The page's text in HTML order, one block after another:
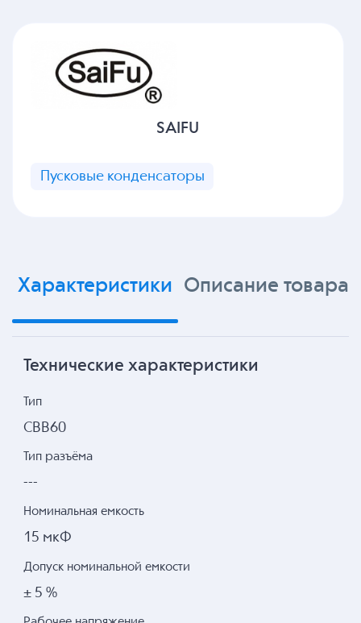
SAIFU
Пусковые конденсаторы
Характеристики Описание товара
Технические характеристики
Тип
CBB60
Тип разъёма
---
Номинальная емкость
15 мкФ
Допуск номинальной емкости
± 5 %